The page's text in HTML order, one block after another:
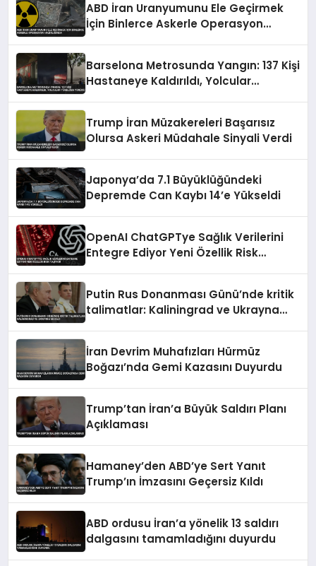
ABD İran Uranyumunu Ele Geçirmek
İçin Binlerce Askerle Operasyon
Barselona Metrosunda Yangın: 137 Kişi
Hastaneye Kaldırıldı, Yolcular
Trump İran Müzakereleri Başarısız
Olursa Askeri Müdahale Sinyali Verdi
Japonya’da 7.1 Büyüklüğündeki
Depremde Can Kaybı 14’e Yükseldi
OpenAI ChatGPTye Sağlık Verilerini
Entegre Ediyor Yeni Özellik Risk
Putin Rus Donanması Günü’nde kritik
talimatlar: Kaliningrad ve Ukrayna
İran Devrim Muhafızları Hürmüz
Boğazı’nda Gemi Kazasını Duyurdu
Trump’tan İran’a Büyük Saldırı Planı
Açıklaması
Hamaney’den ABD’ye Sert Yanıt
Trump’ın İmzasını Geçersiz Kıldı
ABD ordusu İran’a yönelik 13 saldırı
dalgasını tamamladığını duyurdu